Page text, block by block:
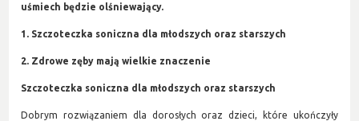
uśmiech będzie olśniewający.
1. Szczoteczka soniczna dla młodszych oraz starszych
2. Zdrowe zęby mają wielkie znaczenie
Szczoteczka soniczna dla młodszych oraz starszych
Dobrym rozwiązaniem dla dorosłych oraz dzieci, które ukończyły